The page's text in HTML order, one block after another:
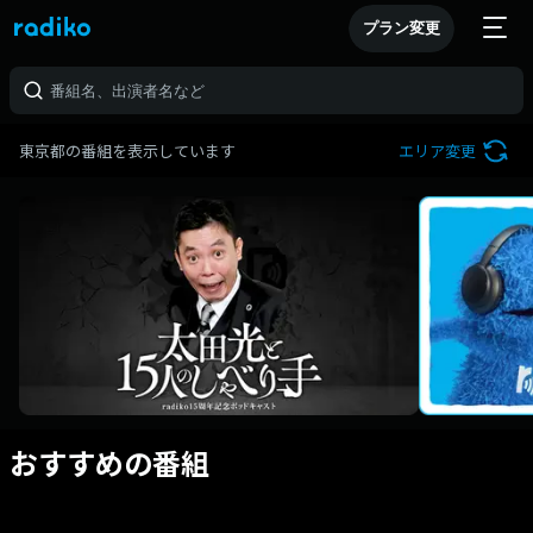
プラン変更
東京都の番組を表示しています エリア変更
おすすめの番組